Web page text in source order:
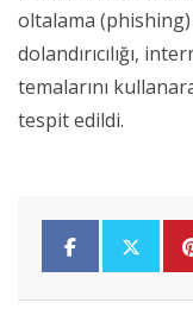
oltalama (phishing)
dolandırıcılığı,
temalarını
tespit edildi.